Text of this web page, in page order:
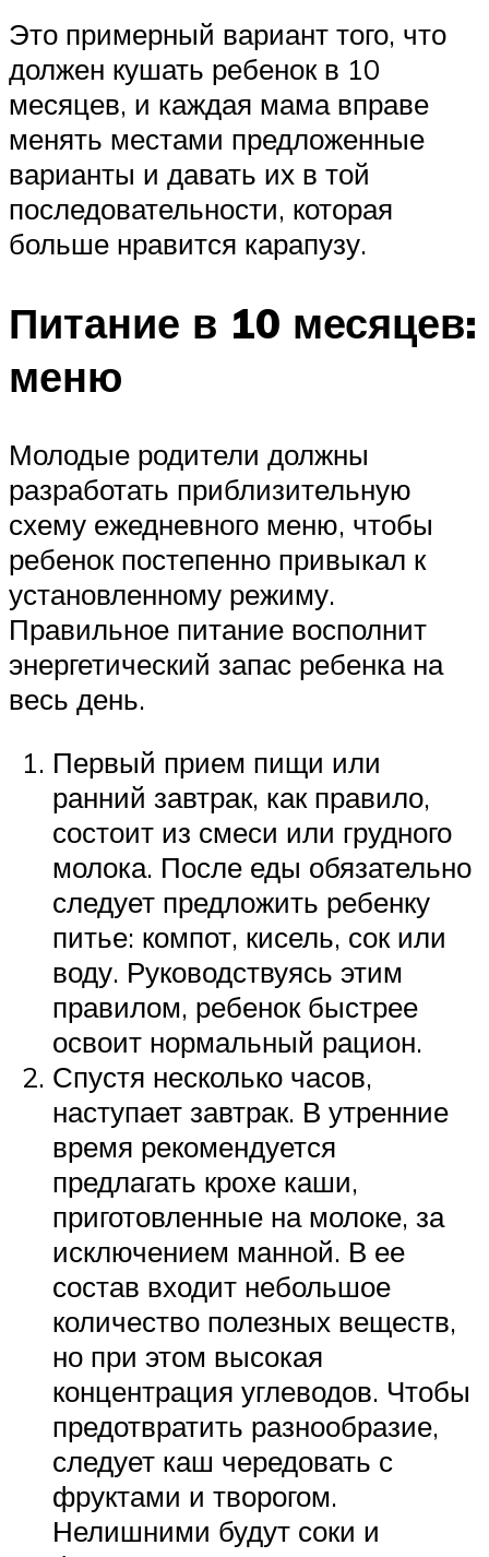
Это примерный вариант того, что
должен кушать ребенок в 10
месяцев, и каждая мама вправе
менять местами предложенные
варианты и давать их в той
последовательности, которая
больше нравится карапузу.
Питание в 10 месяцев:
меню
Молодые родители должны
разработать приблизительную
схему ежедневного меню, чтобы
ребенок постепенно привыкал к
установленному режиму.
Правильное питание восполнит
энергетический запас ребенка на
весь день.
Первый прием пищи или
ранний завтрак, как правило,
состоит из смеси или грудного
молока. После еды обязательно
следует предложить ребенку
питье: компот, кисель, сок или
воду. Руководствуясь этим
правилом, ребенок быстрее
освоит нормальный рацион.
Спустя несколько часов,
наступает завтрак. В утренние
время рекомендуется
предлагать крохе каши,
приготовленные на молоке, за
исключением манной. В ее
состав входит небольшое
количество полезных веществ,
но при этом высокая
концентрация углеводов. Чтобы
предотвратить разнообразие,
следует каш чередовать с
фруктами и творогом.
Нелишними будут соки и